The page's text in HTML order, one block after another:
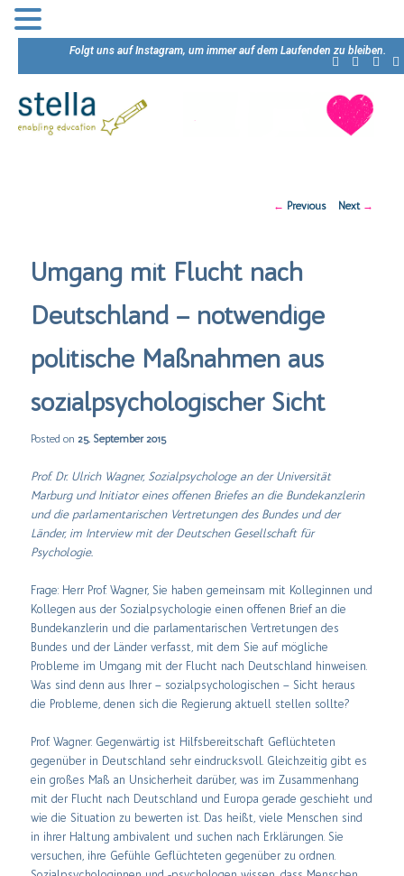
Folgt uns auf Instagram, um immer auf dem Laufenden zu bleiben.
Post
← Previous Next →
Umgang mit Flucht nach
Deutschland – notwendige
politische Maßnahmen aus
sozialpsychologischer Sicht
Posted on25. September 2015
Prof. Dr. Ulrich Wagner, Sozialpsychologe an der Universität
Marburg und Initiator eines offenen Briefes an die Bundekanzlerin
und die parlamentarischen Vertretungen des Bundes und der
Länder, im Interview mit der Deutschen Gesellschaft für
Psychologie.
Frage: Herr Prof. Wagner, Sie haben gemeinsam mit Kolleginnen und
Kollegen aus der Sozialpsychologie einen offenen Brief an die
Bundekanzlerin und die parlamentarischen Vertretungen des
Bundes und der Länder verfasst, mit dem Sie auf mögliche
Probleme im Umgang mit der Flucht nach Deutschland hinweisen.
Was sind denn aus Ihrer – sozialpsychologischen – Sicht heraus
die Probleme, denen sich die Regierung aktuell stellen sollte?
Prof. Wagner: Gegenwärtig ist Hilfsbereitschaft Geflüchteten
gegenüber in Deutschland sehr eindrucksvoll. Gleichzeitig gibt es
ein großes Maß an Unsicherheit darüber, was im Zusammenhang
mit der Flucht nach Deutschland und Europa gerade geschieht und
wie die Situation zu bewerten ist. Das heißt, viele Menschen sind
in ihrer Haltung ambivalent und suchen nach Erklärungen. Sie
versuchen, ihre Gefühle Geflüchteten gegenüber zu ordnen.